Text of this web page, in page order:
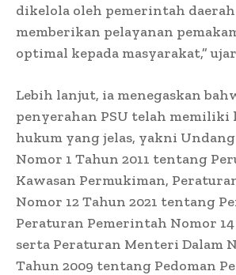
dikelola oleh pemerintah
memberikan pelayanan
optimal kepada masyarakat,”
Lebih lanjut, ia menegaskan
penyerahan PSU telah memiliki
hukum yang jelas, yakni
Nomor 1 Tahun 2011 tentang
Kawasan Permukiman,
Nomor 12 Tahun 2021 tentang
Peraturan Pemerintah Nomor 14
serta Peraturan Menteri Dalam
Tahun 2009 tentang Pedoman